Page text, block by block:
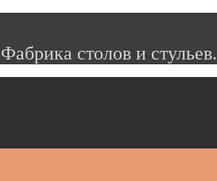
Фабрика столов и стульев.